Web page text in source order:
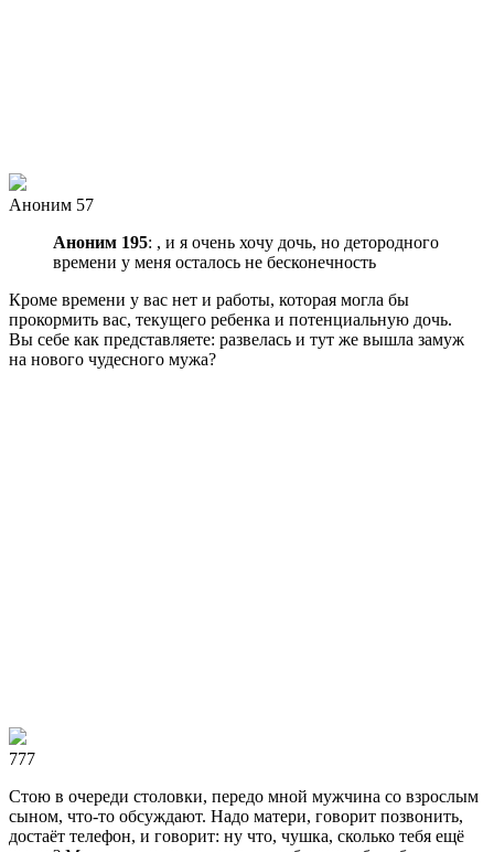
Аноним 57
Аноним 195: , и я очень хочу дочь, но детородного
времени у меня осталось не бесконечность
Кроме времени у вас нет и работы, которая могла бы
прокормить вас, текущего ребенка и потенциальную дочь.
Вы себе как представляете: развелась и тут же вышла замуж
на нового чудесного мужа?
777
Стою в очереди столовки, передо мной мужчина со взрослым
сыном, что-то обсуждают. Надо матери, говорит позвонить,
достаёт телефон, и говорит: ну что, чушка, сколько тебя ещё